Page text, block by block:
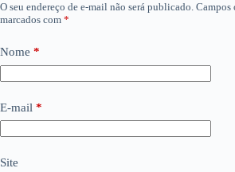
O seu endereço de e-mail não será publicado. Campos
marcados com *
Nome *
E-mail *
Site